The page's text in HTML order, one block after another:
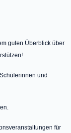
guten Überblick über
und
für